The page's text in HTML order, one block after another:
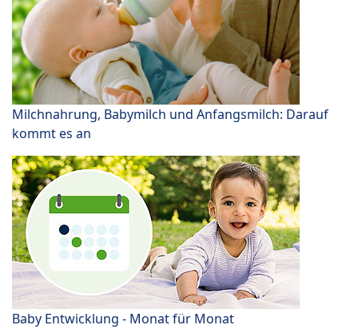
Milchnahrung, Babymilch und Anfangsmilch: Darauf
kommt es an
Baby Entwicklung - Monat für Monat